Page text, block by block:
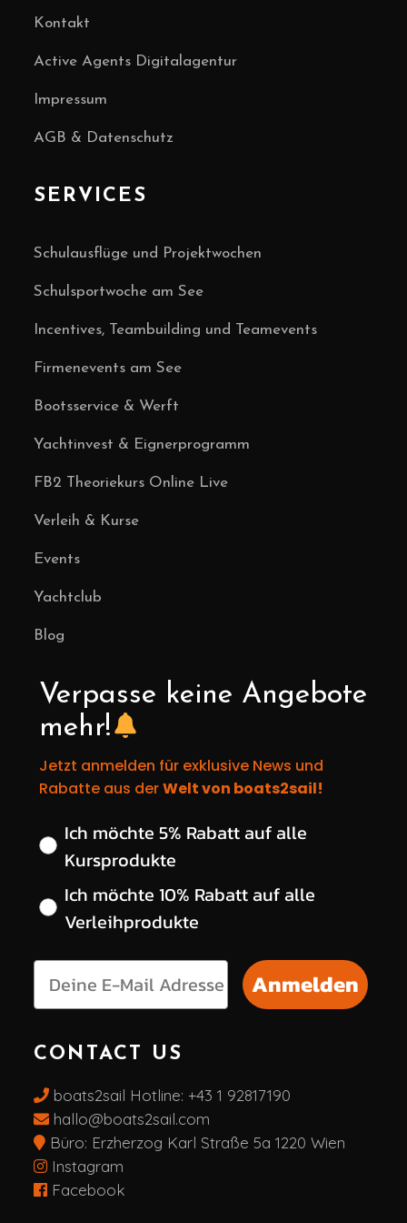
Kontakt
Active Agents Digitalagentur
Impressum
AGB & Datenschutz
SERVICES
Schulausflüge und Projektwochen
Schulsportwoche am See
Incentives, Teambuilding und Teamevents
Firmenevents am See
Bootsservice & Werft
Yachtinvest & Eignerprogramm
FB2 Theoriekurs Online Live
Verleih & Kurse
Events
Yachtclub
Blog
Verpasse keine Angebote
mehr!
Jetzt anmelden für exklusive News und
Rabatte aus derWelt von boats2sail!
Wähle deinen gewünschten Rabatt
Ich möchte 5% Rabatt auf alle
Kursprodukte
Ich möchte 10% Rabatt auf alle
Verleihprodukte
Anmelden
CONTACT US
boats2sail Hotline: +43 1 92817190
hallo@boats2sail.com
Büro: Erzherzog Karl Straße 5a 1220 Wien
Instagram
Facebook